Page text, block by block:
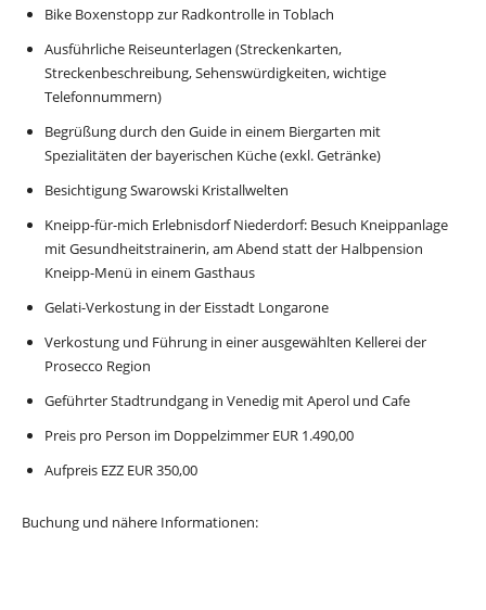
Bike Boxenstopp zur Radkontrolle in Toblach
Ausführliche Reiseunterlagen (Streckenkarten,
Streckenbeschreibung, Sehenswürdigkeiten, wichtige
Telefonnummern)
Begrüßung durch den Guide in einem Biergarten mit
Spezialitäten der bayerischen Küche (exkl. Getränke)
Besichtigung Swarowski Kristallwelten
Kneipp-für-mich Erlebnisdorf Niederdorf: Besuch Kneippanlage
mit Gesundheitstrainerin, am Abend statt der Halbpension
Kneipp-Menü in einem Gasthaus
Gelati-Verkostung in der Eisstadt Longarone
Verkostung und Führung in einer ausgewählten Kellerei der
Prosecco Region
Geführter Stadtrundgang in Venedig mit Aperol und Cafe
Preis pro Person im Doppelzimmer EUR 1.490,00
Aufpreis EZZ EUR 350,00
Buchung und nähere Informationen: